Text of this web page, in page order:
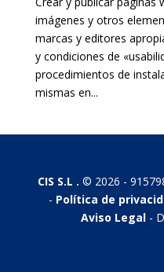
imágenes y otros
marcas y editores
y condiciones de
procedimientos de
mismas en...
CIS S.L . © 2026 -
- Política de
Aviso Legal -